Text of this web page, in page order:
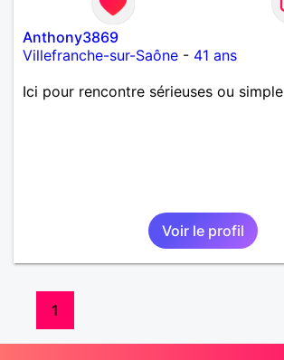
Anthony3869
Villefranche-sur-Saône - 41 ans
Ici pour rencontre sérieuses ou simple
Voir le profil
1